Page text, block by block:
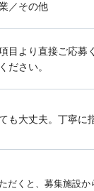
／その他
目より直接ご応
ださい。
も大丈夫。丁寧に
くと、募集施設か